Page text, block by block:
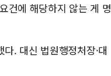
건에 해당하지 않는 게 명
. 대신 법원행정처장·대